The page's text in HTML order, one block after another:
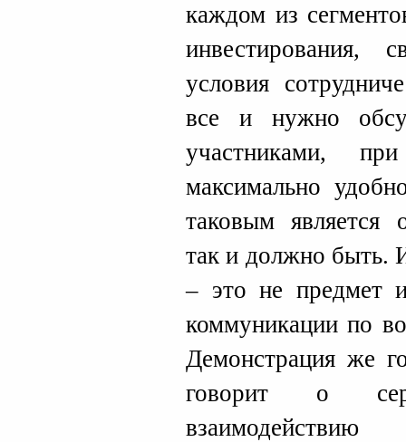
каждом из
инвестирования,
условия
все и нужно
участниками,
максимально
таковым является
так и должно быть.
– это не предмет
коммуникации по
Демонстрация же
говорит о